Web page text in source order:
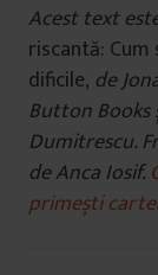
Acest text
riscantă:
dificile, de
Button
Dumitrescu.
de Anca Iosif.
primești